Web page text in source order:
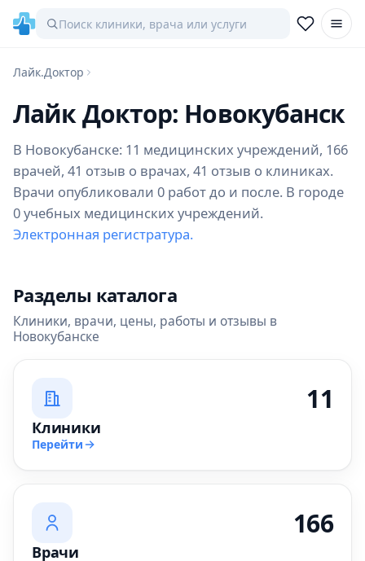
Лайк.Доктор
Лайк Доктор: Новокубанск
В Новокубанске: 11 медицинских учреждений, 166
врачей, 41 отзыв о врачах, 41 отзыв о клиниках.
Врачи опубликовали 0 работ до и после. В городе
0 учебных медицинских учреждений.
Электронная регистратура.
Разделы каталога
Клиники, врачи, цены, работы и отзывы в
Новокубанске
11
Клиники
Перейти
166
Врачи